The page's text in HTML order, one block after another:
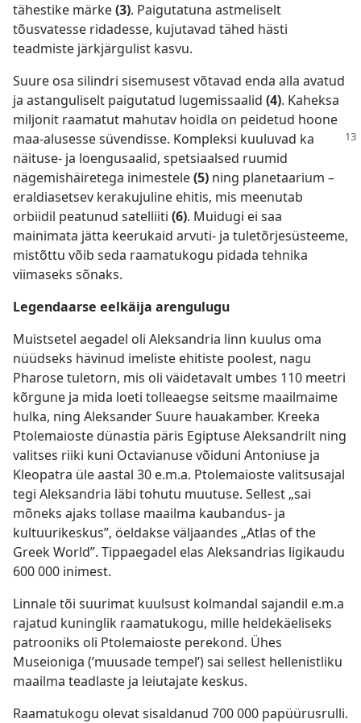
tähestike märke(3). Paigutatuna astmeliselt
tõusvatesse ridadesse, kujutavad tähed hästi
teadmiste järkjärgulist kasvu.
Suure osa silindri sisemusest võtavad enda alla avatud
ja astanguliselt paigutatud lugemissaalid (4). Kaheksa
miljonit raamatut mahutav hoidla on peidetud hoone
maa-alusessesüvendisse. Kompleksi kuuluvad ka
näituse- ja loengusaalid, spetsiaalsed ruumid
nägemishäiretega inimestele(5) ning planetaarium –
eraldiasetsev kerakujuline ehitis, mis meenutab
orbiidil peatunud satelliiti (6). Muidugi ei saa
mainimata jätta keerukaid arvuti- ja tuletõrjesüsteeme,
mistõttu võib seda raamatukogu pidada tehnika
viimaseks sõnaks.
Legendaarse eelkäija arengulugu
Muistsetel aegadel oli Aleksandria linn kuulus oma
nüüdseks hävinud imeliste ehitiste poolest, nagu
Pharose tuletorn, mis oli väidetavalt umbes 110 meetri
kõrgune ja mida loeti tolleaegse seitsme maailmaime
hulka, ning Aleksander Suure hauakamber. Kreeka
Ptolemaioste dünastia päris Egiptuse Aleksandrilt ning
valitses riiki kuni Octavianuse võiduni Antoniuse ja
Kleopatra üle aastal 30 e.m.a. Ptolemaioste valitsusajal
tegi Aleksandria läbi tohutu muutuse. Sellest „sai
mõneks ajaks tollase maailma kaubandus- ja
kultuurikeskus”, öeldakse väljaandes „Atlas of the
Greek World”. Tippaegadel elas Aleksandrias ligikaudu
600 000 inimest.
Linnale tõi suurimat kuulsust kolmandal sajandil e.m.a
rajatud kuninglik raamatukogu, mille heldekäeliseks
patrooniks oli Ptolemaioste perekond. Ühes
Museioniga (’muusade tempel’) sai sellest hellenistliku
maailma teadlaste ja leiutajate keskus.
Raamatukogu olevat sisaldanud 700 000 papüürusrulli.